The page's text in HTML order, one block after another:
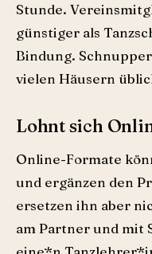
Stunde.
günstiger als
Bindung.
vielen Häusern
Lohnt sich
Online-Formate
und ergänzen den
ersetzen ihn aber
am Partner und mit